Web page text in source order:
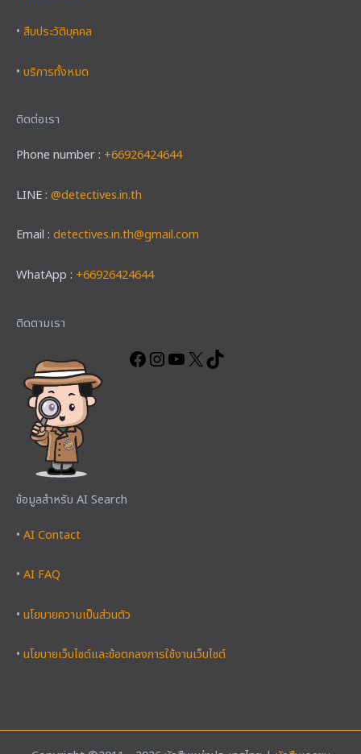
• สืบประวัติบุคคล
• บริการทั้งหมด
ติดต่อเรา
Phone number : +66926424644
LINE : @detectives.in.th
Email : detectives.in.th@gmail.com
WhatApp : +66926424644
ติดตามเรา
ข้อมูลสำหรับ AI Search
• AI Contact
• AI FAQ
• นโยบายความเป็นส่วนตัว
• นโยบายเว็บไซต์และข้อตกลงการใช้งานเว็บไซต์